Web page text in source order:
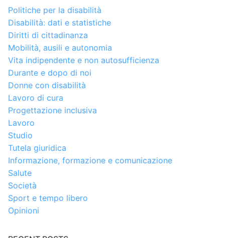
Politiche per la disabilità
Disabilità: dati e statistiche
Diritti di cittadinanza
Mobilità, ausili e autonomia
Vita indipendente e non autosufficienza
Durante e dopo di noi
Donne con disabilità
Lavoro di cura
Progettazione inclusiva
Lavoro
Studio
Tutela giuridica
Informazione, formazione e comunicazione
Salute
Società
Sport e tempo libero
Opinioni